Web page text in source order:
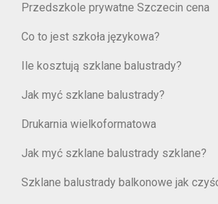
Przedszkole prywatne Szczecin cena
Co to jest szkoła językowa?
Ile kosztują szklane balustrady?
Jak myć szklane balustrady?
Drukarnia wielkoformatowa
Jak myć szklane balustrady szklane?
Szklane balustrady balkonowe jak